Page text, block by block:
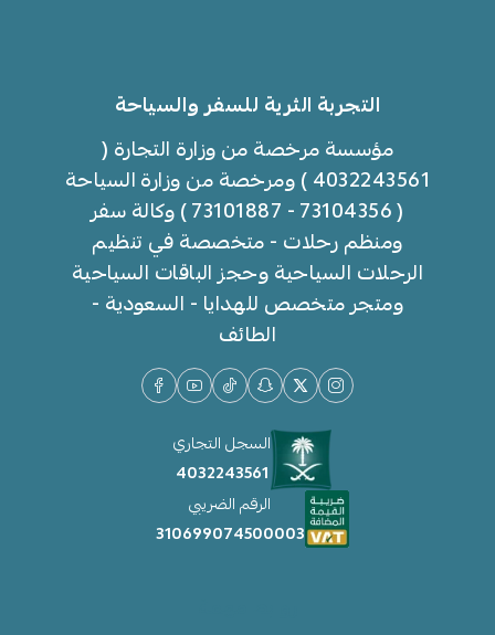
التجربة الثرية للسفر والسياحة
مؤسسة مرخصة من وزارة التجارة (
4032243561 ) ومرخصة من وزارة السياحة
( 73104356 - 73101887 ) وكالة سفر
ومنظم رحلات - متخصصة في تنظيم
الرحلات السياحية وحجز الباقات السياحية
ومتجر متخصص للهدايا - السعودية -
الطائف
السجل التجاري
4032243561
الرقم الضريبي
310699074500003